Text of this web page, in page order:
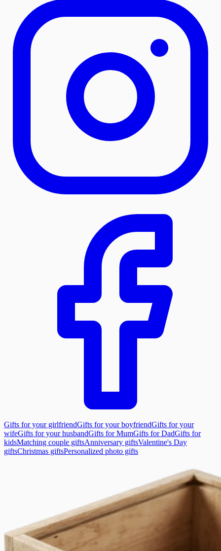
Gifts for your girlfriendGifts for your boyfriendGifts for your
wifeGifts for your husbandGifts for MumGifts for DadGifts for
kidsMatching couple giftsAnniversary giftsValentine's Day
giftsChristmas giftsPersonalized photo gifts